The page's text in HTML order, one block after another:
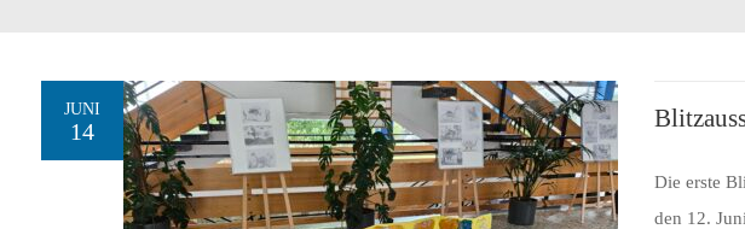
JUNI
14
Die erste
den 12.